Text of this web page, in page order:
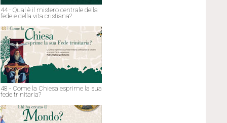
44 - Qual è il mistero centrale della
fede e della vita cristiana?
48 - Come la Chiesa esprime la sua
fede trinitaria?